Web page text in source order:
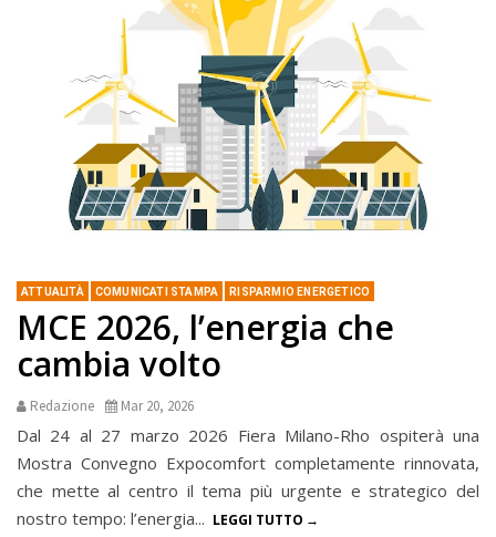
ATTUALITÀ COMUNICATI STAMPA RISPARMIO ENERGETICO
MCE 2026, l’energia che
cambia volto
Redazione Mar 20, 2026
Dal 24 al 27 marzo 2026 Fiera Milano-Rho ospiterà una
Mostra Convegno Expocomfort completamente rinnovata,
che mette al centro il tema più urgente e strategico del
nostro tempo: l’energia... LEGGI TUTTO